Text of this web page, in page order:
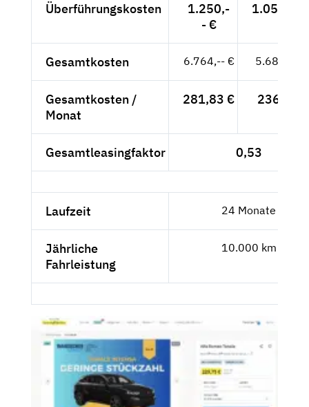
Überführungskosten
1.250,-
- €
1.050,42
Gesamtkosten 6.764,-- € 5.684,03
Gesamtkosten /
Monat
281,83 € 236,83 €
Gesamtleasingfaktor 0,53
Laufzeit 24 Monate
Jährliche
Fahrleistung
10.000 km